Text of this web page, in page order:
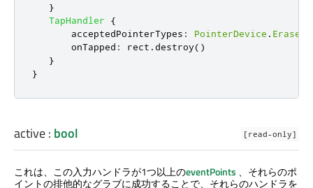
}
TapHandler
{
acceptedPointerTypes : PointerDevice . Eraser
onTapped : rect . destroy()
}
}
active: bool [read-only]
これは、この入力ハンドラが1つ以上のeventPoints 、それらのポ
イントの排他的なグラブに成功することで、それらのハンドラを